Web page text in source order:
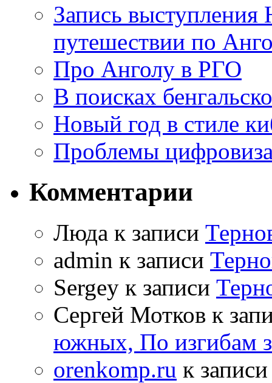
Запись
путешествии по
Про Анголу в РГО
В поисках
Новый год в стиле
Проблемы
Комментарии
Люда к записи
admin к записи
Sergey к записи
Сергей Мотков к
южных, По изгибам
orenkomp.ru к